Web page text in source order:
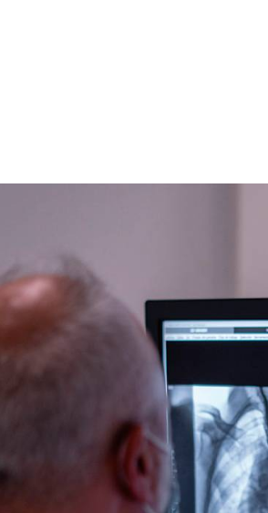
de la pneumònia
amb els
més risc
és una de les